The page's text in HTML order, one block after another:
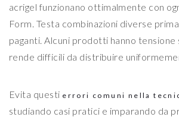
acrigel funzionano ottimalmente con
Form. Testa combinazioni diverse
paganti. Alcuni prodotti hanno
rende difficili da distribuire
Evita questi errori comuni nella
studiando casi pratici e imparando da